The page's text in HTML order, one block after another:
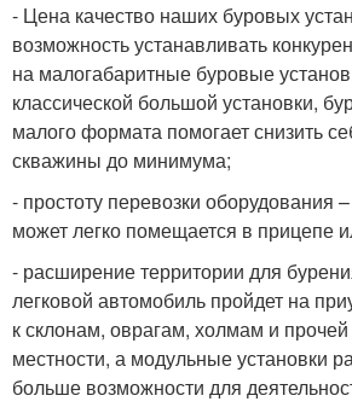
- Цена качество наших буровых
возможность устанавливать
на малогабаритные буровые
классической большой установки,
малого формата помогает снизить
скважины до минимума;
- простоту перевозки оборудования
может легко помещается в прицепе
- расширение территории для
легковой автомобиль пройдет на
к склонам, оврагам, холмам и
местности, а модульные установки
больше возможности для